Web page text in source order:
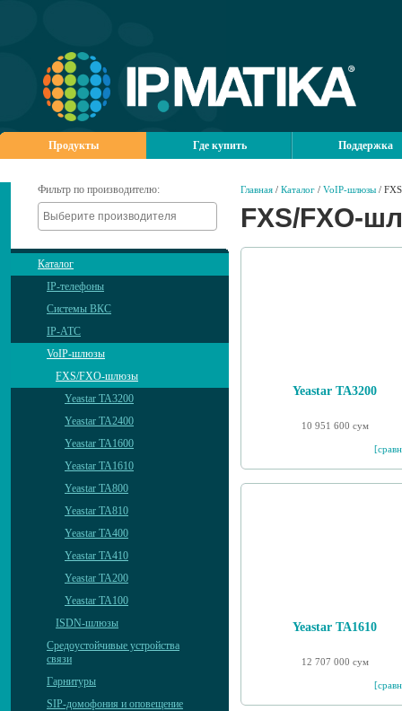
Продукты Где купить Поддержка
Фильтр по производителю:
Каталог
IP-телефоны
Системы ВКС
IP-АТС
VoIP-шлюзы
FXS/FXO-шлюзы
Yeastar TA3200
Yeastar TA2400
Yeastar TA1600
Yeastar TA1610
Yeastar TA800
Yeastar TA810
Yeastar TA400
Yeastar TA410
Yeastar TA200
Yeastar TA100
ISDN-шлюзы
Средоустойчивые устройства
связи
Гарнитуры
SIP-домофония и оповещение
Главная / Каталог / VoIP-шлюзы /
FXS/FXO-
Yeastar TA3200
10 951 600 сум
Yeastar TA1610
12 707 000 сум